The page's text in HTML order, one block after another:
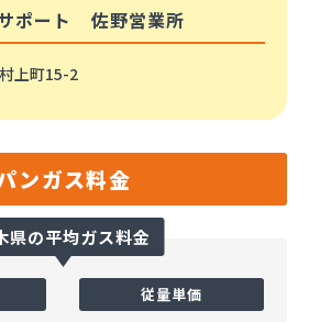
ポート 佐野営業所
上町15-2
ンガス料金
県の平均ガス料金
従量単価